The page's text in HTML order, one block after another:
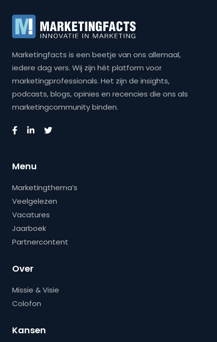
Marketingfacts is een beetje van ons allemaal,
iedere dag vers. Wij zijn hét platform voor
marketingprofessionals. Het zijn de insights,
podcasts, blogs, opinies en recencies die ons als
marketingcommunity binden.
Menu
Marketingthema’s
Veelgelezen
Vacatures
Jaarboek
Partnercontent
Over
Missie & Visie
Colofon
Kansen